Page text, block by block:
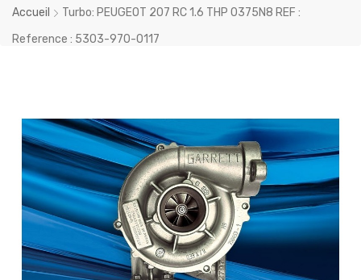
Accueil
Turbo: PEUGEOT 207 RC 1.6 THP 0375N8 REF :
Reference : 5303-970-0117